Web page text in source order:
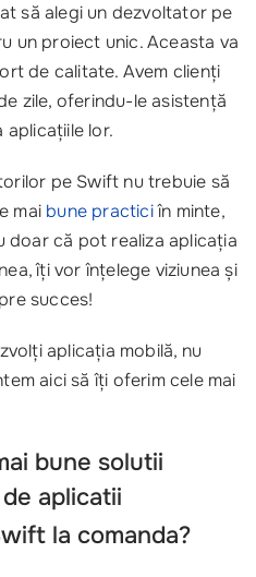
să alegi un dezvoltator pe
un proiect unic. Aceasta va
de calitate. Avem clienți
zile, oferindu-le asistență
aplicațiile lor.
pe Swift nu trebuie să
mai bune practiciîn minte,
doar că pot realiza aplicația
îți vor înțelege viziunea și
succes!
aplicația mobilă, nu
aici să îți oferim cele mai
bune solutii
aplicatii
la comanda?